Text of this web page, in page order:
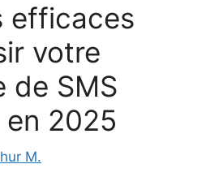
efficaces
votre
de SMS
2025
M.